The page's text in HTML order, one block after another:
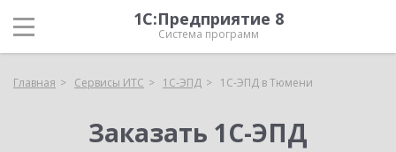
1С:Предприятие 8
Система программ
Главная Сервисы ИТС 1С-ЭПД 1С-ЭПД в Тюмени
Заказать 1С-ЭПД